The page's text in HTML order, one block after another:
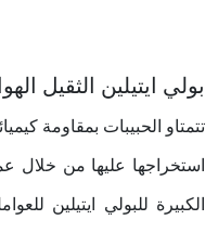
بولي ايتيلين الثقيل الهوائي
تتمتاو الحبيبات بمقاومة
استخراجها عليها من خلال
الكبيرة للبولي ايتيلين